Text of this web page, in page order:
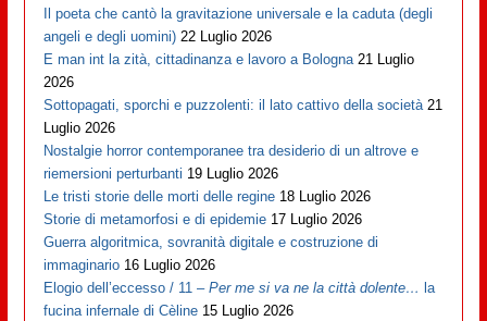
Il poeta che cantò la gravitazione universale e la caduta (degli
angeli e degli uomini) 22 Luglio 2026
E man int la zità, cittadinanza e lavoro a Bologna 21 Luglio
2026
Sottopagati, sporchi e puzzolenti: il lato cattivo della società 21
Luglio 2026
Nostalgie horror contemporanee tra desiderio di un altrove e
riemersioni perturbanti 19 Luglio 2026
Le tristi storie delle morti delle regine 18 Luglio 2026
Storie di metamorfosi e di epidemie 17 Luglio 2026
Guerra algoritmica, sovranità digitale e costruzione di
immaginario 16 Luglio 2026
Elogio dell’eccesso / 11 –Per me si va ne la città dolente… la
fucina infernale di Cèline 15 Luglio 2026